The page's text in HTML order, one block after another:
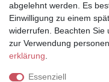
abgelehnt werden. Es
Einwilligung zu einem
widerrufen. Beachten Sie
zur Verwendung
erklärung
Essenziell